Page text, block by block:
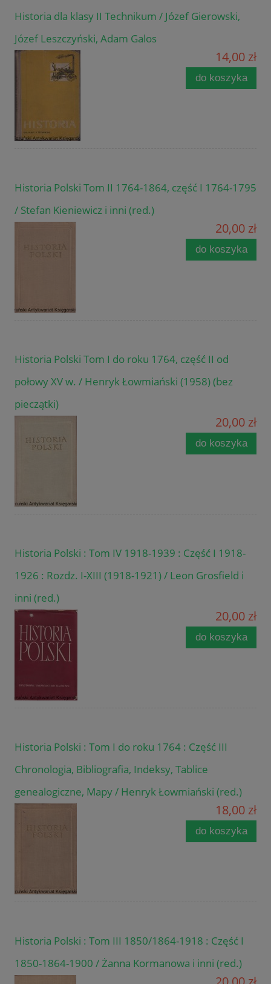
Historia dla klasy II Technikum / Józef Gierowski,
Józef Leszczyński, Adam Galos
14,00 zł
do koszyka
Historia Polski Tom II 1764-1864, część I 1764-1795
/ Stefan Kieniewicz i inni (red.)
20,00 zł
do koszyka
Historia Polski Tom I do roku 1764, część II od
połowy XV w. / Henryk Łowmiański (1958) (bez
pieczątki)
20,00 zł
do koszyka
Historia Polski : Tom IV 1918-1939 : Część I 1918-
1926 : Rozdz. I-XIII (1918-1921) / Leon Grosfield i
inni (red.)
20,00 zł
do koszyka
Historia Polski : Tom I do roku 1764 : Część III
Chronologia, Bibliografia, Indeksy, Tablice
genealogiczne, Mapy / Henryk Łowmiański (red.)
18,00 zł
do koszyka
Historia Polski : Tom III 1850/1864-1918 : Część I
1850-1864-1900 / Żanna Kormanowa i inni (red.)